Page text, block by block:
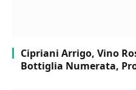
Cipriani Arrigo, Vino
Bottiglia Numerata,